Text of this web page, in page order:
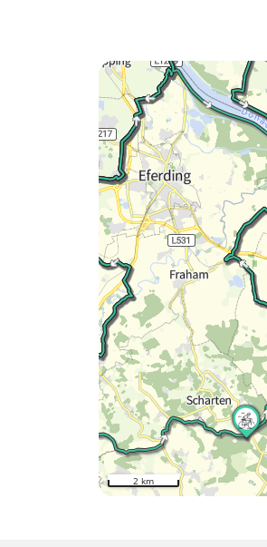
2 km